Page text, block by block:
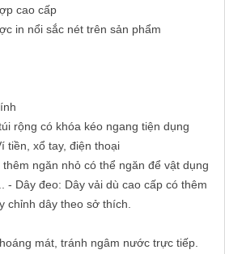
cao cấp
in nổi sắc nét trên sản phẩm
rộng có khóa kéo ngang tiện dụng
tiền, xổ tay, điện thoại
ngăn nhỏ có thể ngăn để vật dụng
- Dây đeo: Dây vải dù cao cấp có thêm
chỉnh dây theo sở thích.
mát, tránh ngâm nước trực tiếp.